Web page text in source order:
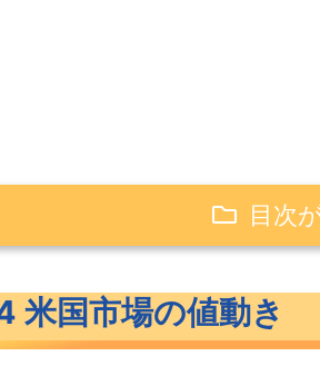
目次
ダウ上昇、S&P500とナスは下
米国市場の値動き